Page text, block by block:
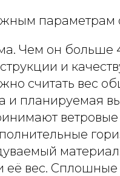
параметрам
Чем он больше
и
считать вес
и планируемая
вес. Сплошные